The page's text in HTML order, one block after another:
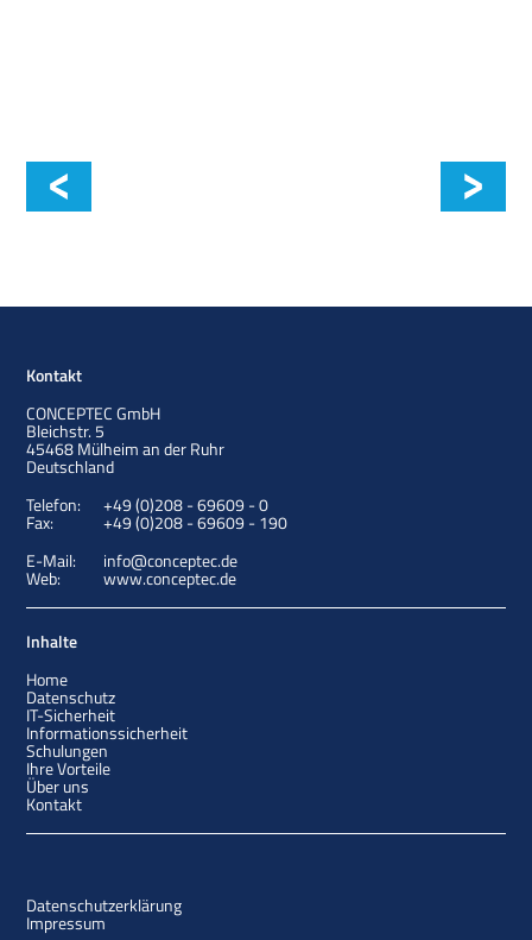
Kontakt
CONCEPTEC GmbH
Bleichstr. 5
45468Mülheim an der Ruhr
Deutschland
Telefon:
+49 (0)208 - 69609 - 0
Fax:
+49 (0)208 - 69609 - 190
E-Mail:
info@conceptec.de
Web: www.conceptec.de
Inhalte
Home
Datenschutz
IT-Sicherheit
Informationssicherheit
Schulungen
Ihre Vorteile
Über uns
Kontakt
Datenschutzerklärung
Impressum